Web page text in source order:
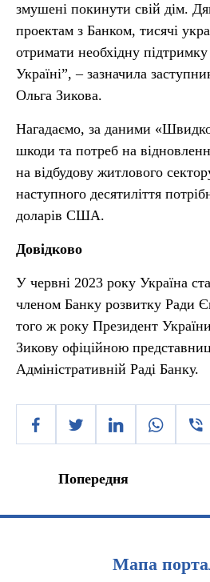
змушені покинути свій дім.
проектам з Банком, тисячі
отримати необхідну
Україні”, – зазначила
Ольга Зикова.
Нагадаємо, за даними
шкоди та потреб на
на відбудову житлового
наступного десятиліття
доларів США.
Довідково
У червні 2023 року Україна
членом Банку розвитку Ради
того ж року Президент
Зикову офіційною
Адміністративній Раді Банку.
Попередня
Мапа